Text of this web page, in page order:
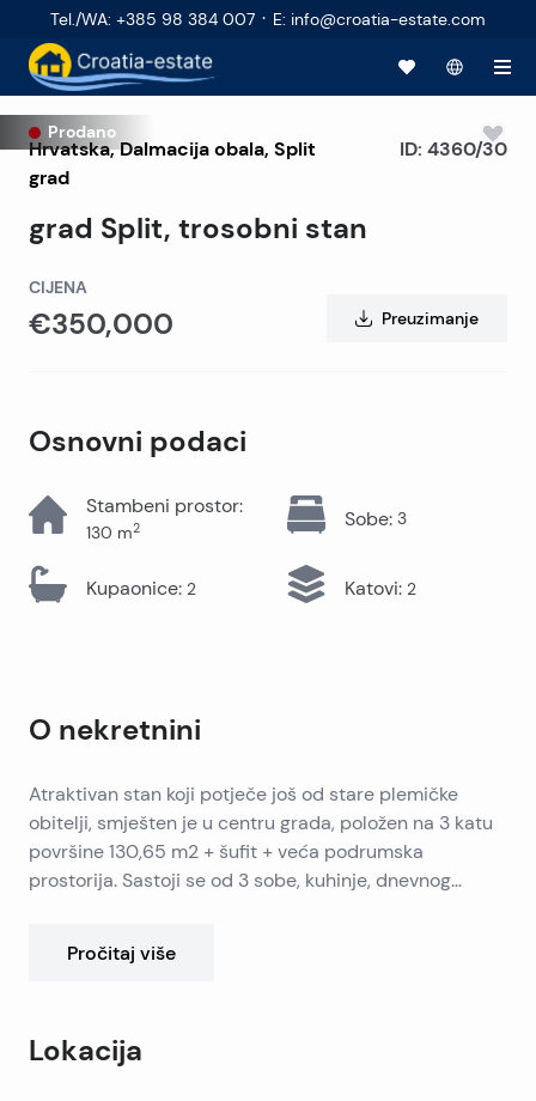
Tel./WA: +385 98 384 007 · E: info@croatia-estate.com
Prodano
Hrvatska,Dalmacija obala, Split
grad
grad Split, trosobni stan
ID: 4360/30
CIJENA
€350,000 Preuzimanje
Osnovni podaci
Stambeni prostor:
130 m2 Sobe: 3
Kupaonice: 2 Katovi: 2
O nekretnini
Atraktivan stan koji potječe još od stare plemičke
obitelji, smješten je u centru grada, položen na 3 katu
površine 130,65 m2 + šufit + veća podrumska
prostorija. Sastoji se od 3 sobe, kuhinje, dnevnog
Pročitaj više
Lokacija